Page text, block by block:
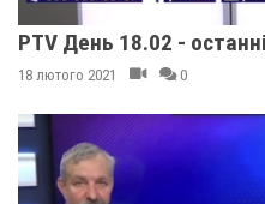
PTV День 18.02 -
18 лютого 2021 0